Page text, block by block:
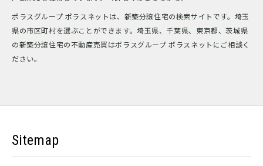
ポラスグループ ポラスネットは、新築分譲住宅の検索サイトです。埼玉
県の市区町村を選ぶことができます。埼玉県、千葉県、東京都、茨城県
の新築分譲住宅の不動産売買はポラスグループ ポラスネットにご相談く
ださい。
Sitemap